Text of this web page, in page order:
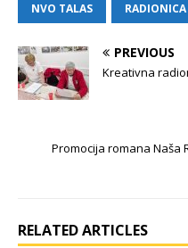
NVO TALAS
PREVIOUS
Kreativna
Promocija romana Naša
RELATED ARTICLES